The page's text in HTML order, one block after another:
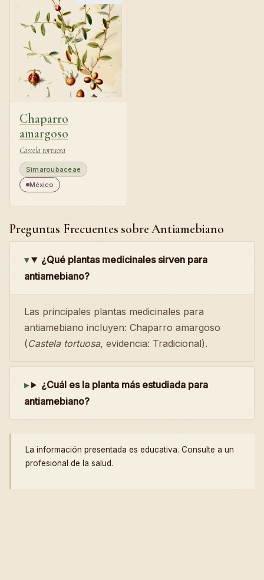
Chaparro
amargoso
Castela tortuosa
Simaroubaceae
México
Preguntas Frecuentes sobre Antiamebiano
¿Qué plantas medicinales sirven para
antiamebiano?
Las principales plantas medicinales para
antiamebiano incluyen: Chaparro amargoso
(Castela tortuosa, evidencia: Tradicional).
¿Cuál es la planta más estudiada para
antiamebiano?
La información presentada es educativa. Consulte a un
profesional de la salud.